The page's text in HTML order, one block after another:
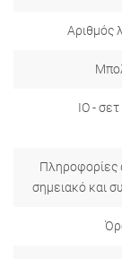
Αριθμός
IO -
Πληροφορίες
σημειακό και